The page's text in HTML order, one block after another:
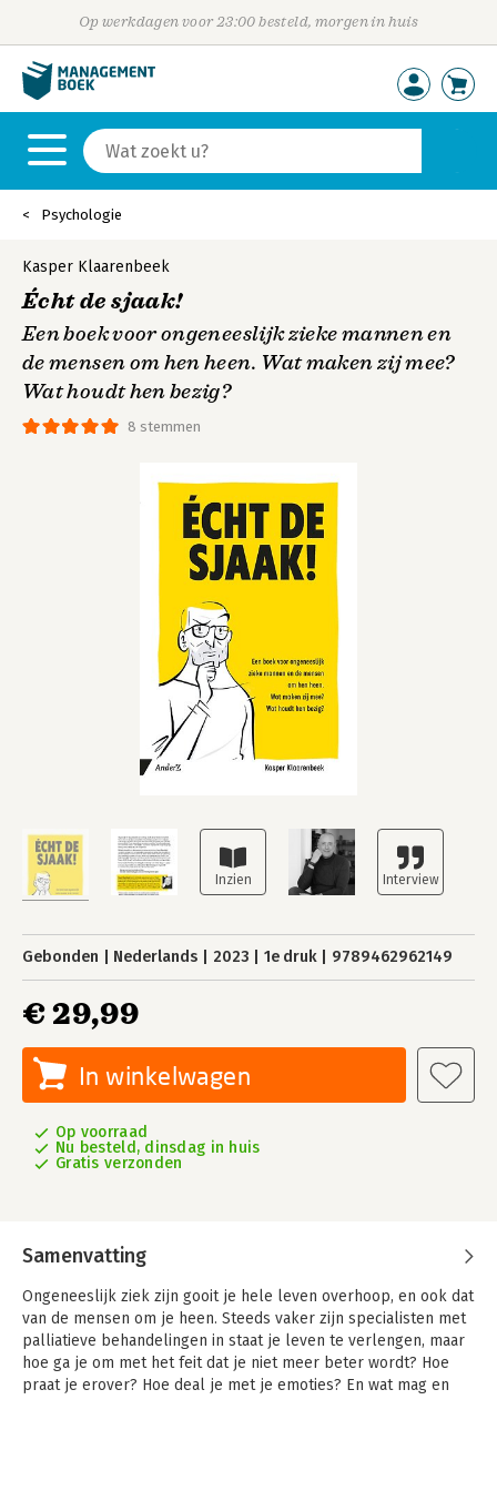
Op werkdagen voor 23:00 besteld, morgen in huis
Psychologie
8 stemmen
Kasper Klaarenbeek
Écht de sjaak!
Een boek voor ongeneeslijk zieke mannen en
de mensen om hen heen. Wat maken zij mee?
Wat houdt hen bezig?
Gebonden Nederlands 2023 1e druk 9789462962149
€ 29,99
In winkelwagen
Op voorraad
Nu besteld, dinsdag in huis
Gratis verzonden
Samenvatting
Ongeneeslijk ziek zijn gooit je hele leven overhoop, en ook dat
van de mensen om je heen. Steeds vaker zijn specialisten met
palliatieve behandelingen in staat je leven te verlengen, maar
hoe ga je om met het feit dat je niet meer beter wordt? Hoe
praat je erover? Hoe deal je met je emoties? En wat mag en